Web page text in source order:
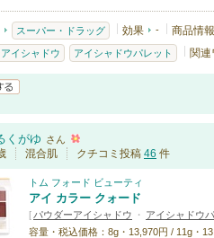
スーパー・ドラッグ 効果 - 商品情報
イシャドウ アイシャドウパレット 関連
くがゆ さん
混合肌 クチコミ投稿 46 件
トム フォード ビューティ
アイ カラー クォード
[ パウダーアイシャドウ ・ アイシャドウ
容量・税込価格：8g・13,970円 / 11g・